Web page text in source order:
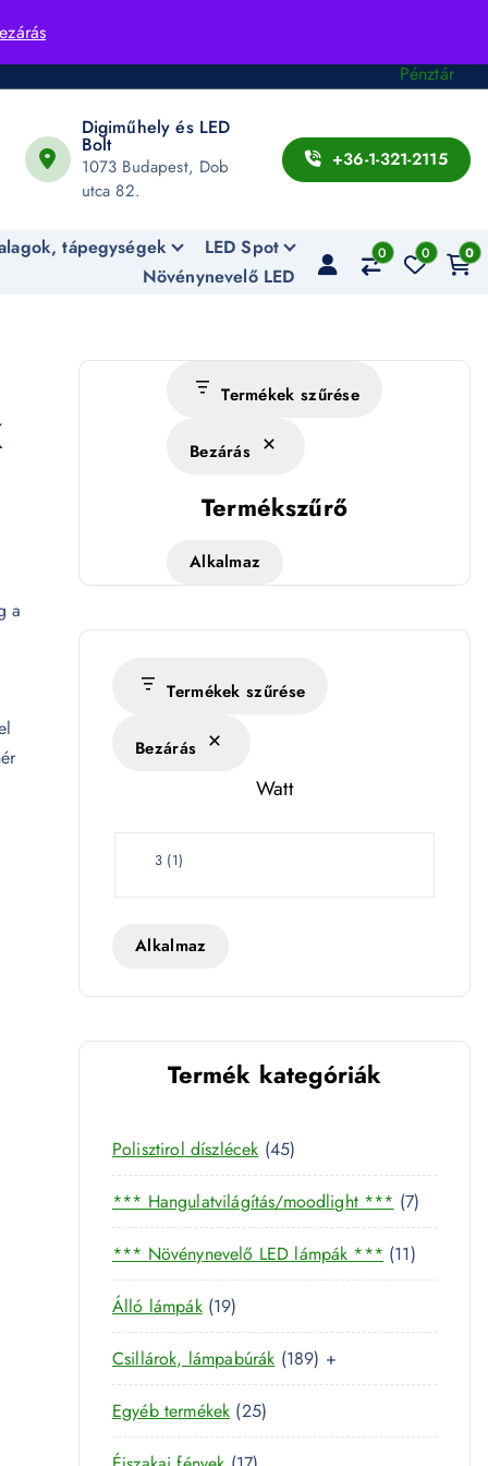
Pénztár
Digiműhely és LED
Bolt
1073 Budapest, Dob
utca 82.
+36-1-321-2115
tápegységek
LED Spot
Növénynevelő LED
0 0 0
a
Termékek szűrése
Bezárás
Termékszűrő
Alkalmaz
Termékek szűrése
Bezárás
Watt
W
t
3 (1)
Alkalmaz
Termék kategóriák
Polisztirol díszlécek 454
5
t
e
r
k
*** Hangulatvilágítás/moodlight *** 77
t
e
r
*** Növénynevelő LED lámpák *** 111
1
e
Álló lámpák 191
9
t
e
r
m
Csillárok, lámpabúrák 1891
8
t
+
Egyéb termékek 252
5